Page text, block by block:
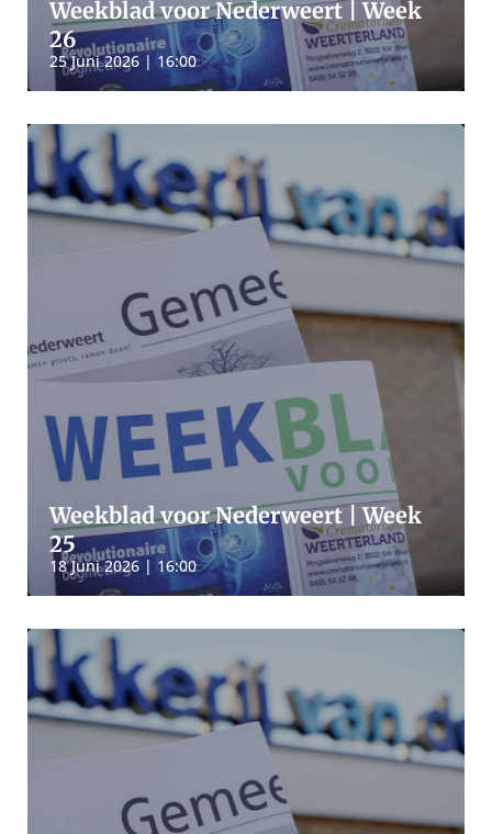
Weekblad voor Nederweert | Week
26
25 Juni 2026 | 16:00
Weekblad voor Nederweert | Week
25
18 Juni 2026 | 16:00